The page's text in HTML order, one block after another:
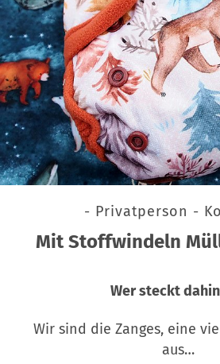
- Privatperson -
Mit Stoffwindeln
Wer steckt
Wir sind die Zanges, eine
aus…